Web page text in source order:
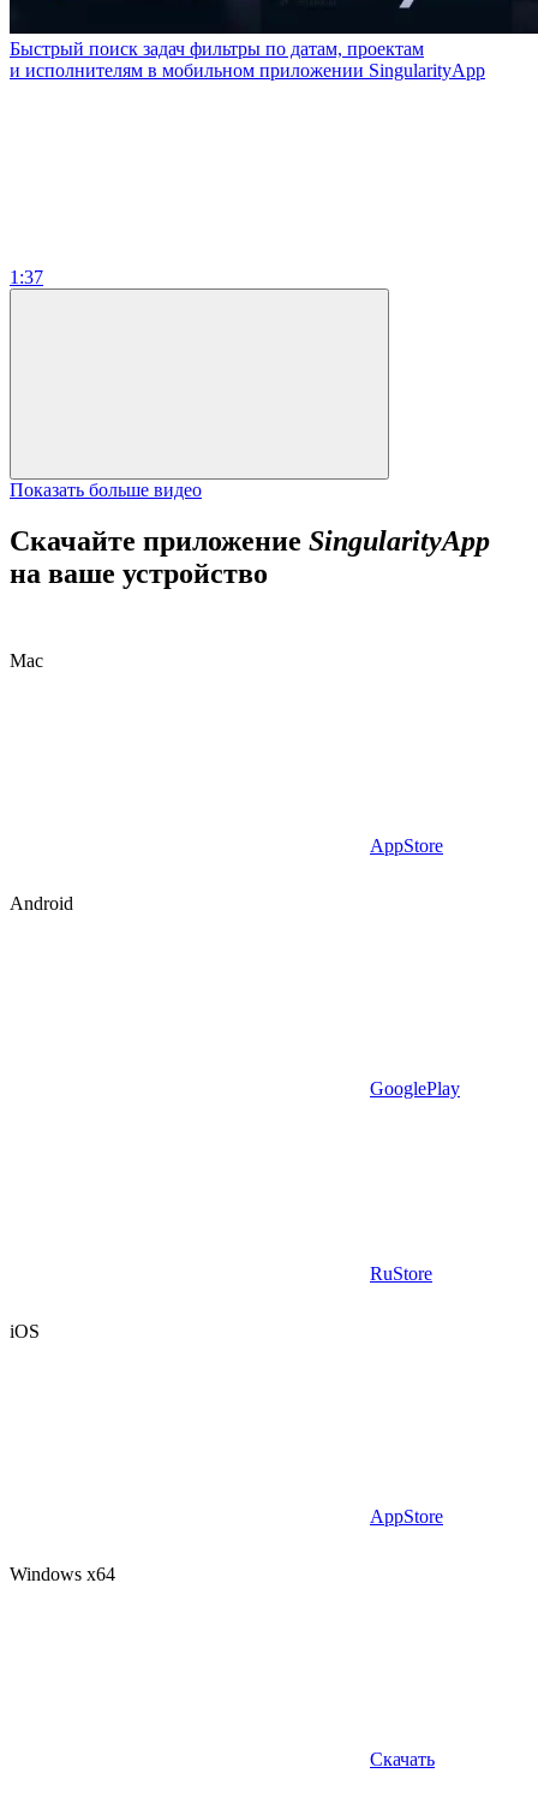
Быстрый поиск задач фильтры по датам, проектам
и исполнителям в мобильном приложении SingularityApp
1:37
Показать больше видео
Скачайте приложение SingularityApp
на ваше устройство
Mac
AppStore
Android
GooglePlay
RuStore
iOS
AppStore
Windows x64
Скачать